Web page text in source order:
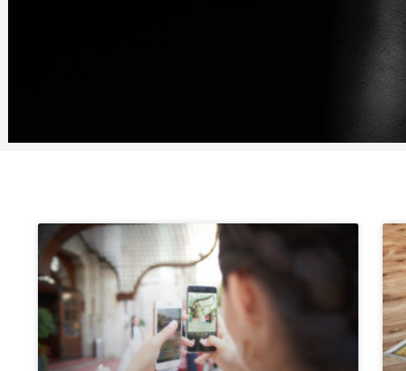
Fotózások, kulisszatitkok